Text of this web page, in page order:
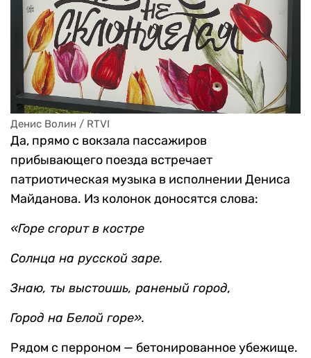
Денис Волин / RTVI
Да, прямо с вокзала пассажиров
прибывающего поезда встречает
патриотическая музыка в исполнении Дениса
Майданова. Из колонок доносятся слова:
«Горе сгорит в костре
Солнца на русской заре.
Знаю, ты выстоишь, раненый город,
Город на Белой горе».
Рядом с перроном — бетонированное убежище.